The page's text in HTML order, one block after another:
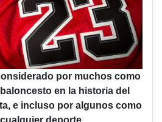
por muchos como
en la historia del
e incluso por algunos como
deporte.